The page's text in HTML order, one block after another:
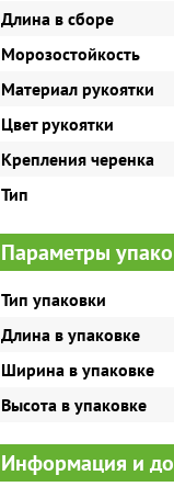
Длина в сборе
Морозостойкость
Материал рукоятки
Цвет рукоятки
Крепления черенка
Тип
Параметры
Тип упаковки
Длина в упаковке
Ширина в упаковке
Высота в упаковке
Информация и